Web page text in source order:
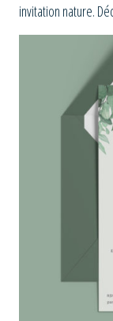
invitation nature.